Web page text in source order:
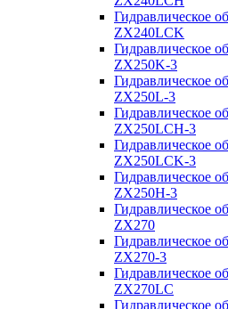
Гидравлическое
ZX240LCK
Гидравлическое
ZX250K-3
Гидравлическое
ZX250L-3
Гидравлическое
ZX250LCH-3
Гидравлическое
ZX250LCK-3
Гидравлическое
ZX250Н-3
Гидравлическое
ZX270
Гидравлическое
ZX270-3
Гидравлическое
ZX270LC
Гидравлическое